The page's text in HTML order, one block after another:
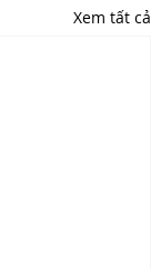
Xem tất cả